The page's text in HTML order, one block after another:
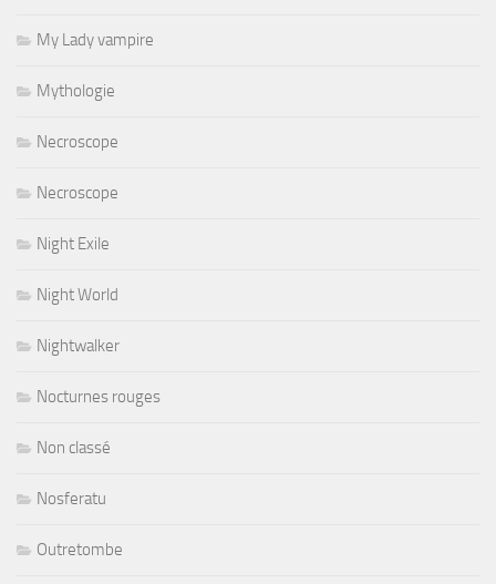
My Lady vampire
Mythologie
Necroscope
Necroscope
Night Exile
Night World
Nightwalker
Nocturnes rouges
Non classé
Nosferatu
Outretombe